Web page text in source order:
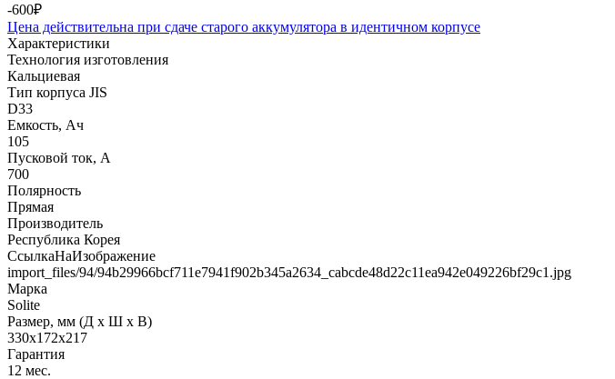
-600₽
Цена действительна при сдаче старого аккумулятора в идентичном корпусе
Характеристики
Технология изготовления
Кальциевая
Тип корпуса JIS
D33
Емкость, Ач
105
Пусковой ток, А
700
Полярность
Прямая
Производитель
Республика Корея
СсылкаНаИзображение
import_files/94/94b29966bcf711e7941f902b345a2634_cabcde48d22c11ea942e049226bf29c1.jpg
Марка
Solite
Размер, мм (Д x Ш x В)
330x172x217
Гарантия
12 мес.